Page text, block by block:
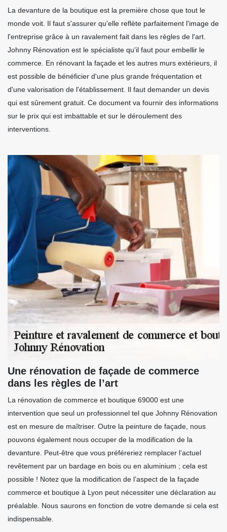
La devanture de la boutique est la première chose que tout le
monde voit. Il faut s'assurer qu'elle reflète parfaitement l'image de
l'entreprise grâce à un ravalement fait dans les règles de l'art.
Johnny Rénovation est le spécialiste qu'il faut pour embellir le
commerce. En rénovant la façade et les autres murs extérieurs, il
est possible de bénéficier d'une plus grande fréquentation et
d'une valorisation de l'établissement. Il faut demander un devis
qui est sûrement gratuit. Ce document va fournir des informations
sur le prix qui est imbattable et sur le déroulement des
interventions.
Une rénovation de façade de commerce
dans les règles de l’art
La rénovation de commerce et boutique 69000 est une
intervention que seul un professionnel tel que Johnny Rénovation
est en mesure de maîtriser. Outre la peinture de façade, nous
pouvons également nous occuper de la modification de la
devanture. Peut-être que vous préféreriez remplacer l’actuel
revêtement par un bardage en bois ou en aluminium ; cela est
possible ! Notez que la modification de l’aspect de la façade
commerce et boutique à Lyon peut nécessiter une déclaration au
préalable. Nous saurons en fonction de votre demande si cela est
indispensable.